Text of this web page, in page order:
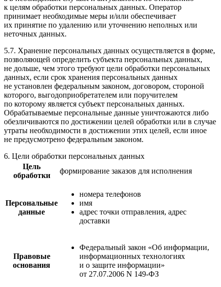
к целям обработки персональных данных. Оператор
принимает необходимые меры и/или обеспечивает
их принятие по удалению или уточнению неполных или
неточных данных.
5.7. Хранение персональных данных осуществляется в форме,
позволяющей определить субъекта персональных данных,
не дольше, чем этого требуют цели обработки персональных
данных, если срок хранения персональных данных
не установлен федеральным законом, договором, стороной
которого, выгодоприобретателем или поручителем
по которому является субъект персональных данных.
Обрабатываемые персональные данные уничтожаются либо
обезличиваются по достижении целей обработки или в случае
утраты необходимости в достижении этих целей, если иное
не предусмотрено федеральным законом.
6. Цели обработки персональных данных
Цель
обработки
формирование заказов для исполнения
Персональные
данные
номера телефонов
имя
адрес точки отправления, адрес
доставки
Правовые
основания
Федеральный закон «Об информации,
информационных технологиях
и о защите информации»
от 27.07.2006 N 149-ФЗ